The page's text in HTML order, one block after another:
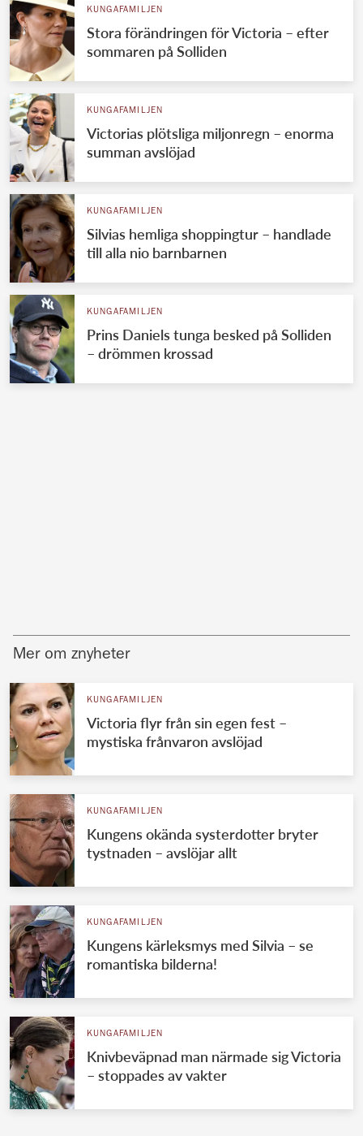
KUNGAFAMILJEN
Stora förändringen för Victoria – efter
sommaren på Solliden
KUNGAFAMILJEN
Victorias plötsliga miljonregn – enorma
summan avslöjad
KUNGAFAMILJEN
Silvias hemliga shoppingtur – handlade
till alla nio barnbarnen
KUNGAFAMILJEN
Prins Daniels tunga besked på Solliden
– drömmen krossad
Mer om znyheter
KUNGAFAMILJEN
Victoria flyr från sin egen fest –
mystiska frånvaron avslöjad
KUNGAFAMILJEN
Kungens okända systerdotter bryter
tystnaden – avslöjar allt
KUNGAFAMILJEN
Kungens kärleksmys med Silvia – se
romantiska bilderna!
KUNGAFAMILJEN
Knivbeväpnad man närmade sig Victoria
– stoppades av vakter